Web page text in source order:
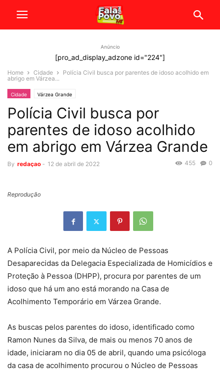
Anúncio
[pro_ad_display_adzone id="224"]
Home Cidade
Polícia Civil busca por parentes de idoso acolhido em
abrigo em Várzea...
Cidade Várzea Grande
Polícia Civil busca por
parentes de idoso acolhido
em abrigo em Várzea Grande
By redaçao - 12 de abril de 2022 0
455
Reprodução
A Polícia Civil, por meio da Núcleo de Pessoas
Desaparecidas da Delegacia Especializada de Homicídios e
Proteção à Pessoa (DHPP), procura por parentes de um
idoso que há um ano está morando na Casa de
Acolhimento Temporário em Várzea Grande.
As buscas pelos parentes do idoso, identificado como
Ramon Nunes da Silva, de mais ou menos 70 anos de
idade, iniciaram no dia 05 de abril, quando uma psicóloga
da casa de acolhimento procurou o Núcleo de Pessoas